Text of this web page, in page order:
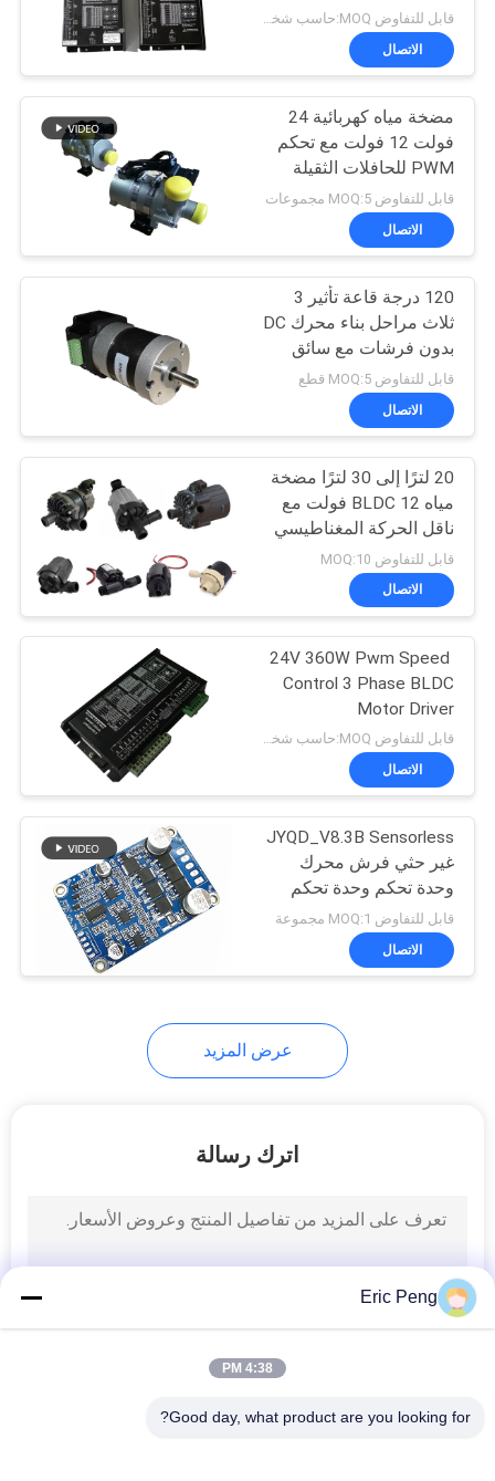
طلب
اقتباس
خريطة
الموقع
سياسة
الخصوصية
مروحة الطرد
المركزي BLDC
24
مضخة مياه BLDC
65
محرك DC بدون
فرشات
57
مشغل خطي كهربائي
12
مصدر طاقة مصباح
مضخة المبرد
الكهربائي
31
قابل للتفاوض MOQ:حاسب شخصي 1
الاتصال
مضخة مياه كهربائية 24
فولت 12 فولت مع تحكم
PWM للحافلات الثقيلة
قابل للتفاوض MOQ:5 مجموعات
الاتصال
120 درجة قاعة تأثير 3
ثلاث مراحل بناء محرك DC
بدون فرشات مع سائق
داخلي
قابل للتفاوض MOQ:5 قطع
الاتصال
20 لترًا إلى 30 لترًا مضخة
مياه BLDC 12 فولت مع
ناقل الحركة المغناطيسي
قابل للتفاوض MOQ:10
الاتصال
24V 360W Pwm Speed ​​
Control 3 Phase BLDC
Motor Driver
قابل للتفاوض MOQ:حاسب شخصي 1
الاتصال
JYQD_V8.3B Sensorless
غير حثي فرش محرك
وحدة تحكم وحدة تحكم
قابل للتفاوض MOQ:1 مجموعة
الاتصال
عرض المزيد
اترك رسالة
Eric Peng
4:38 PM
Good day, what product are you looking for?